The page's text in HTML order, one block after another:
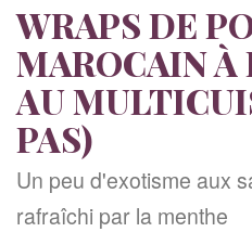
WRAPS DE
MAROCAIN
AU
PAS)
Un peu d'exotisme aux
rafraîchi par la menthe